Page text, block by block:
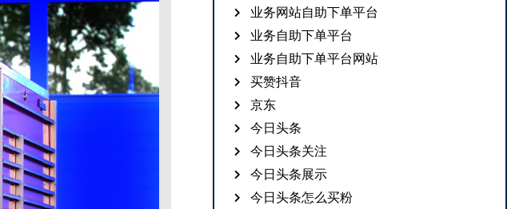
业务网站自助下单平台
业务自助下单平台
业务自助下单平台网站
买赞抖音
京东
今日头条
今日头条关注
今日头条展示
今日头条怎么买粉